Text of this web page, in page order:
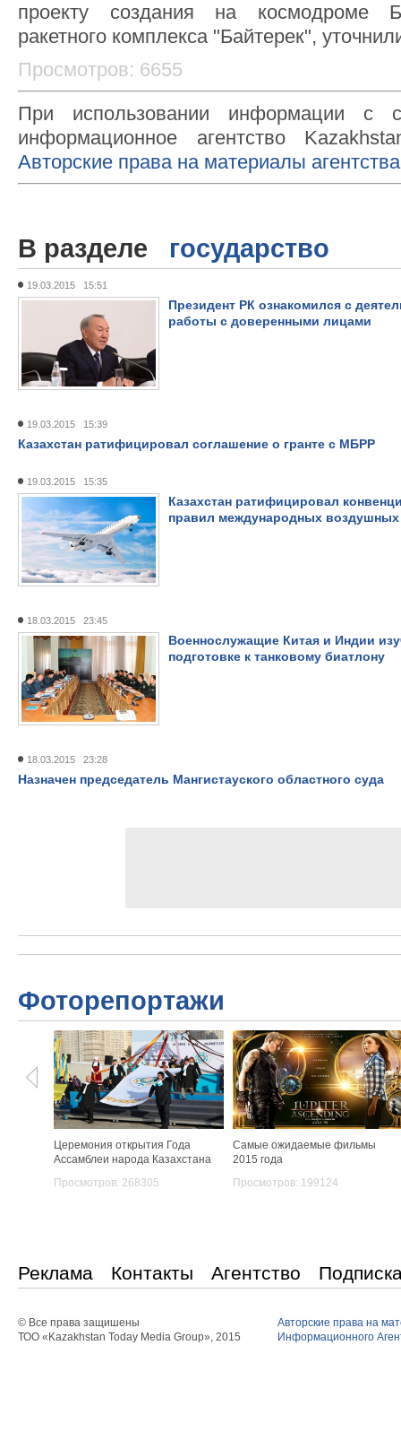
проекту создания на космодроме
ракетного комплекса "Байтерек",
Просмотров: 6655
При использовании информации с
информационное агентство
Авторские права на материалы
В разделе государство
19.03.2015 15:51
Президент РК ознакомился с
работы с доверенными лицами
19.03.2015 15:39
Казахстан ратифицировал соглашение о гранте с МБРР
19.03.2015 15:35
Казахстан ратифицировал
правил международных воздушных
18.03.2015 23:45
Военнослужащие Китая и Индии
подготовке к танковому биатлону
18.03.2015 23:28
Назначен председатель Мангистауского областного суда
Фоторепортажи
Церемония открытия Года
Ассамблеи народа Казахстана
Просмотров: 268305
Самые ожидаемые фильмы
2015 года
Просмотров: 199124
Реклама Контакты Агентство
© Все права защишены
ТОО «Kazakhstan Today Media Group», 2015
Авторские права на
Информационного